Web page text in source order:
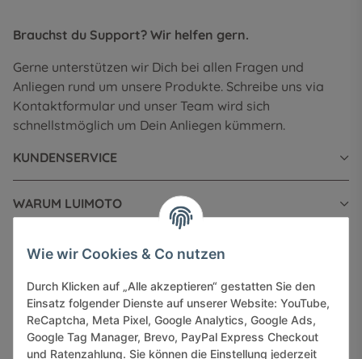
Brauchst du Support? Wir helfen gern.
Gerne unterstützen wir Dich bei allen Fragen und
Anliegen rund um unsere Produkte. Schreibe uns via
Kontaktformular und unser Team wird sich
schnellstmöglich um Dein Anliegen kümmern.
KUNDENSERVICE
WARUM LUIMOTO
INFORMATIONEN
GESETZLICHE INFORMATIONEN
Wie wir Cookies & Co nutzen
Durch Klicken auf „Alle akzeptieren“ gestatten Sie den
Einsatz folgender Dienste auf unserer Website: YouTube,
ReCaptcha, Meta Pixel, Google Analytics, Google Ads,
Google Tag Manager, Brevo, PayPal Express Checkout
und Ratenzahlung. Sie können die Einstellung jederzeit